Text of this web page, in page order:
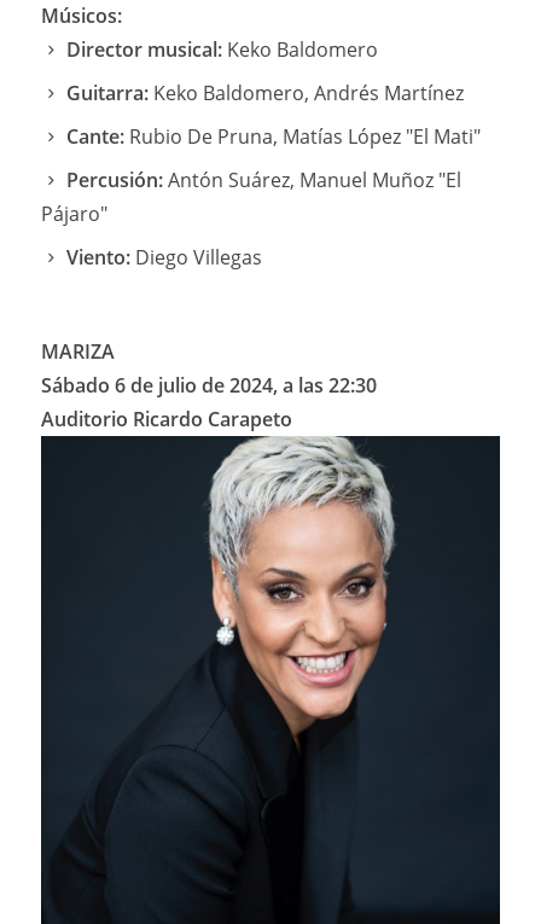
Músicos:
Director musical: Keko Baldomero
Guitarra: Keko Baldomero, Andrés Martínez
Cante: Rubio De Pruna, Matías López "El Mati"
Percusión:Antón Suárez, Manuel Muñoz "El
Pájaro"
Viento: Diego Villegas
MARIZA
Sábado 6 de julio de 2024, a las 22:30
Auditorio Ricardo Carapeto